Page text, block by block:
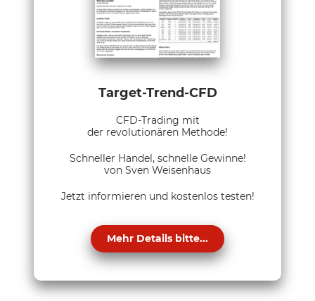
Target-Trend-CFD
CFD-Trading mit
der revolutionären Methode!
Schneller Handel, schnelle Gewinne!
von Sven Weisenhaus
Jetzt informieren und kostenlos testen!
Mehr Details bitte...